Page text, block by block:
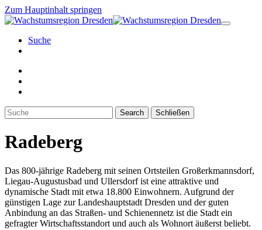
Zum Hauptinhalt springen
Suche
Search Schließen
Radeberg
Das 800-jährige Radeberg mit seinen Ortsteilen Großerkmannsdorf,
Liegau-Augustusbad und Ullersdorf ist eine attraktive und
dynamische Stadt mit etwa 18.800 Einwohnern. Aufgrund der
günstigen Lage zur Landeshauptstadt Dresden und der guten
Anbindung an das Straßen- und Schienennetz ist die Stadt ein
gefragter Wirtschaftsstandort und auch als Wohnort äußerst beliebt.